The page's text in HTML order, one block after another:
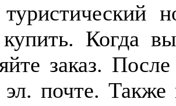
Когда
заказ.
эл. почте.